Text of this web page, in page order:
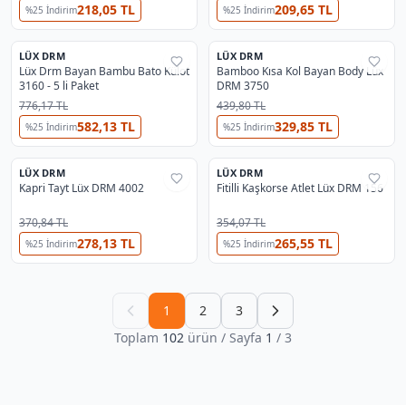
%25 İndirim218,05 TL %25 İndirim209,65 TL
%35
3
LÜX DRM
Lüx Drm Bayan Bambu Bato Külot
3160 - 5 li Paket
776,17 TL
%25 İndirim582,13 TL
%25
2
LÜX DRM
Bamboo Kısa Kol Bayan Body Lüx
DRM 3750
439,80 TL
%25 İndirim329,85 TL
%25
LÜX DRM
Kapri Tayt Lüx DRM 4002
370,84 TL
%25 İndirim278,13 TL
%25
LÜX DRM
Fitilli Kaşkorse Atlet Lüx DRM 156
354,07 TL
%25 İndirim265,55 TL
1 2
3
Toplam 102 ürün / Sayfa 1 / 3